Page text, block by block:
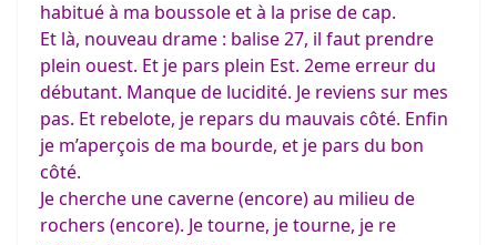
habitué à ma boussole et à la prise de cap.
Et là, nouveau drame : balise 27, il faut prendre
plein ouest. Et je pars plein Est. 2eme erreur du
débutant. Manque de lucidité. Je reviens sur mes
pas. Et rebelote, je repars du mauvais côté. Enfin
je m’aperçois de ma bourde, et je pars du bon
côté.
Je cherche une caverne (encore) au milieu de
rochers (encore). Je tourne, je tourne, je re